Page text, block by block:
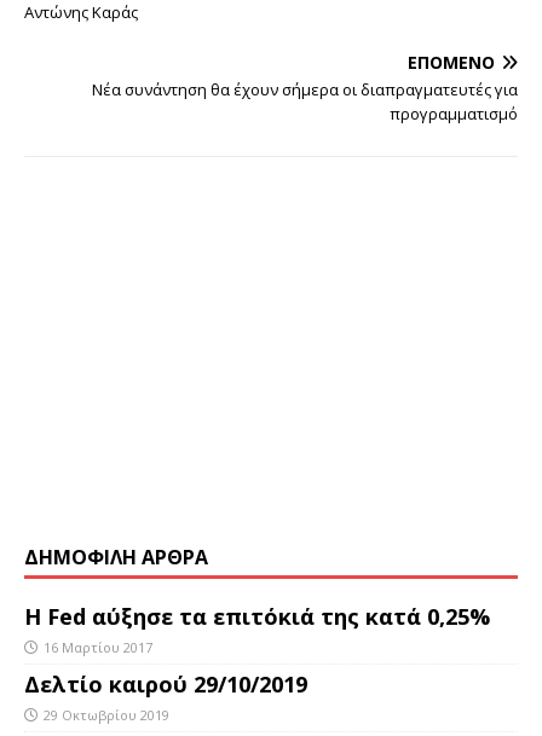
Αντώνης Καράς
ΕΠΌΜΕΝΟ
Νέα συνάντηση θα έχουν σήμερα οι διαπραγματευτές για
προγραμματισμό
ΔΗΜΟΦΙΛΗ ΑΡΘΡΑ
Η Fed αύξησε τα επιτόκιά της κατά 0,25%
16 Μαρτίου 2017
Δελτίο καιρού 29/10/2019
29 Οκτωβρίου 2019